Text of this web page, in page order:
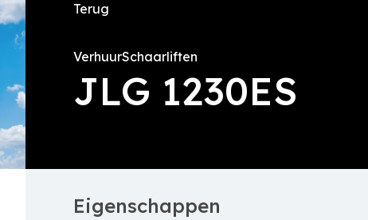
Terug
VerhuurSchaarliften
JLG 1230ES
Eigenschappen